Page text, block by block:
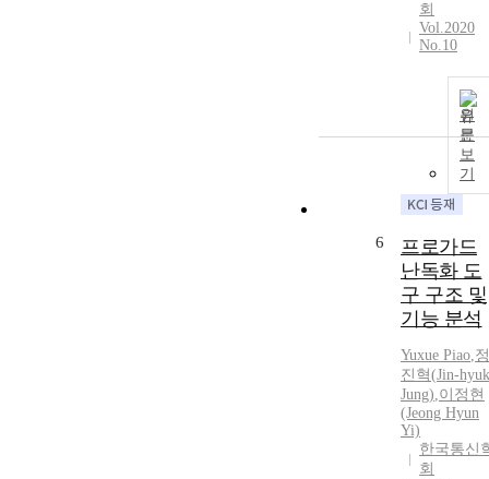
회
Vol.2020
No.10
원
문
보
기
6
프로가드
난독화 도
구 구조 및
기능 분석
Yuxue Piao,정
진혁(Jin-hyuk
Jung),이정현
(Jeong Hyun
Yi)
한국통신
회